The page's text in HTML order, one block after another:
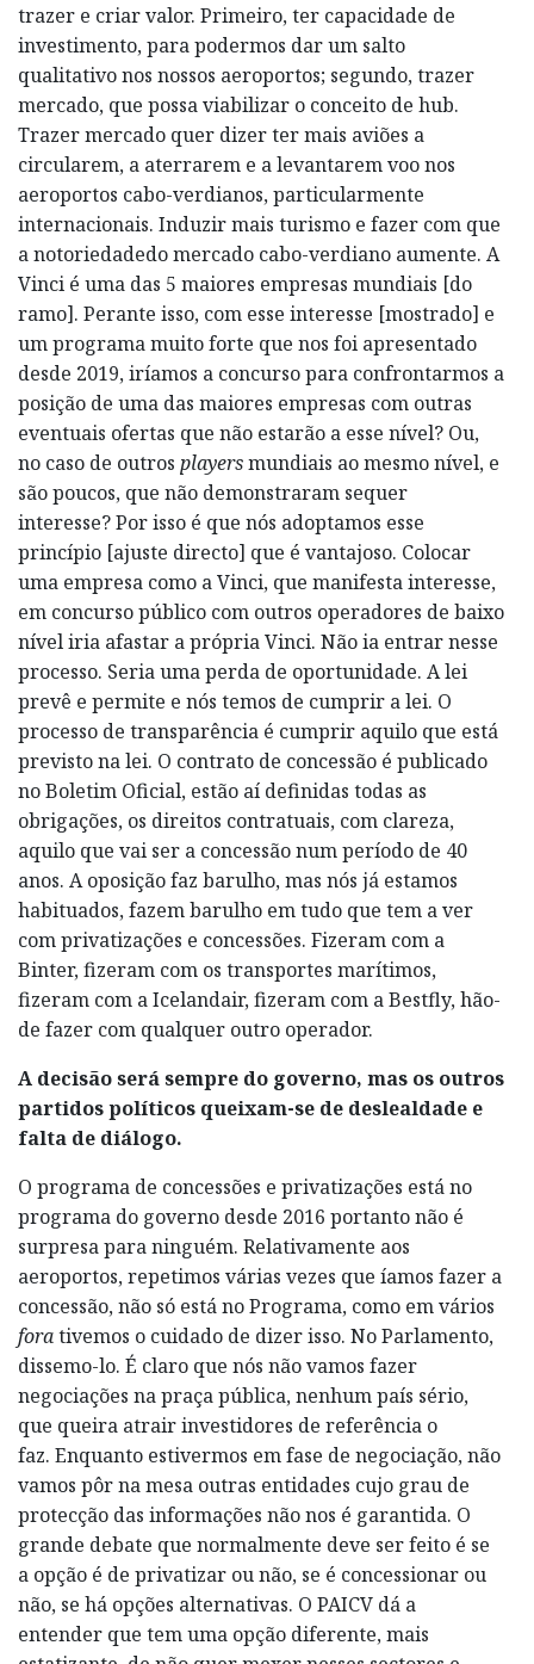
trazer e criar valor. Primeiro, ter capacidade de
investimento, para podermos dar um salto
qualitativo nos nossos aeroportos; segundo, trazer
mercado, que possa viabilizar o conceito de hub.
Trazer mercado quer dizer ter mais aviões a
circularem, a aterrarem e a levantarem voo nos
aeroportos cabo-verdianos, particularmente
internacionais. Induzir mais turismo e fazer com que
a notoriedadedo mercado cabo-verdiano aumente. A
Vinci é uma das 5 maiores empresas mundiais [do
ramo]. Perante isso, com esse interesse [mostrado] e
um programa muito forte que nos foi apresentado
desde 2019, iríamos a concurso para confrontarmos a
posição de uma das maiores empresas com outras
eventuais ofertas que não estarão a esse nível? Ou,
no caso de outros playersmundiais ao mesmo nível, e
são poucos, que não demonstraram sequer
interesse? Por isso é que nós adoptamos esse
princípio [ajuste directo] que é vantajoso. Colocar
uma empresa como a Vinci, que manifesta interesse,
em concurso público com outros operadores de baixo
nível iria afastar a própria Vinci. Não ia entrar nesse
processo. Seria uma perda de oportunidade. A lei
prevê e permite e nós temos de cumprir a lei. O
processo de transparência é cumprir aquilo que está
previsto na lei. O contrato de concessão é publicado
no Boletim Oficial, estão aí definidas todas as
obrigações, os direitos contratuais, com clareza,
aquilo que vai ser a concessão num período de 40
anos. A oposição faz barulho, mas nós já estamos
habituados, fazem barulho em tudo que tem a ver
com privatizações e concessões. Fizeram com a
Binter, fizeram com os transportes marítimos,
fizeram com a Icelandair, fizeram com a Bestfly, hão-
de fazer com qualquer outro operador.
A decisão será sempre do governo, mas os outros
partidos políticos queixam-se de deslealdade e
falta de diálogo.
O programa de concessões e privatizações está no
programa do governo desde 2016 portanto não é
surpresa para ninguém. Relativamente aos
aeroportos, repetimos várias vezes que íamos fazer a
concessão, não só está no Programa, como em vários
forativemos o cuidado de dizer isso. No Parlamento,
dissemo-lo. É claro que nós não vamos fazer
negociações na praça pública, nenhum país sério,
que queira atrair investidores de referência o
faz. Enquanto estivermos em fase de negociação, não
vamos pôr na mesa outras entidades cujo grau de
protecção das informações não nos é garantida. O
grande debate que normalmente deve ser feito é se
a opção é de privatizar ou não, se é concessionar ou
não, se há opções alternativas. O PAICV dá a
entender que tem uma opção diferente, mais